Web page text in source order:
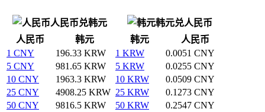
人民币兑韩元
韩元兑人民币
人民币
韩元 韩元
人民币
1 CNY
196.33 KRW 1 KRW
0.0051 CNY
5 CNY
981.65 KRW 5 KRW
0.0255 CNY
10 CNY
1963.3 KRW 10 KRW
0.0509 CNY
25 CNY
4908.25 KRW 25 KRW
0.1273 CNY
50 CNY
9816.5 KRW 50 KRW
0.2547 CNY